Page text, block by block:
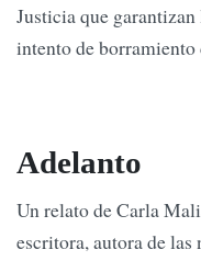
Justicia que
intento de borramiento
Adelanto
Un relato de Carla
escritora, autora de las